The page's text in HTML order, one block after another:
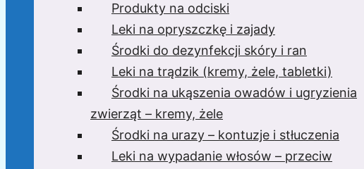
Produkty na odciski
Leki na opryszczkę i zajady
Środki do dezynfekcji skóry i ran
Leki na trądzik (kremy, żele, tabletki)
Środki na ukąszenia owadów i ugryzienia
zwierząt – kremy, żele
Środki na urazy – kontuzje i stłuczenia
Leki na wypadanie włosów – przeciw